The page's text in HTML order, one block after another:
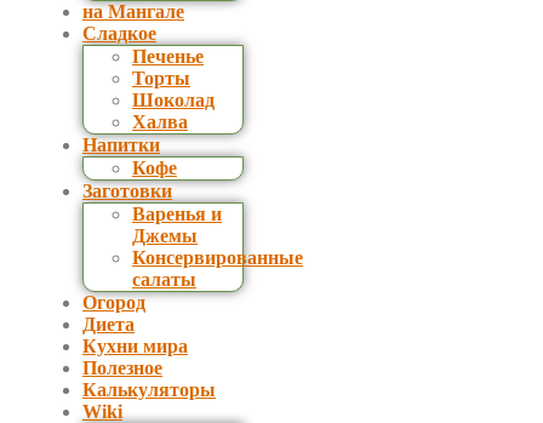
на Мангале
Сладкое
Печенье
Торты
Шоколад
Халва
Напитки
Кофе
Заготовки
Варенья и
Джемы
Консервированные
салаты
Огород
Диета
Кухни мира
Полезное
Калькуляторы
Wiki